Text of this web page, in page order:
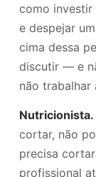
como investir
e despejar
cima dessa
discutir — e
não trabalhar
Nutricionista.
cortar, não
precisa cortar
profissional